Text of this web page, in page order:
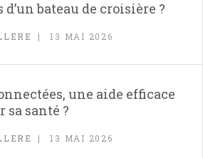
d’un bateau de croisière ?
13 MAI 2026
une aide efficace
santé ?
13 MAI 2026